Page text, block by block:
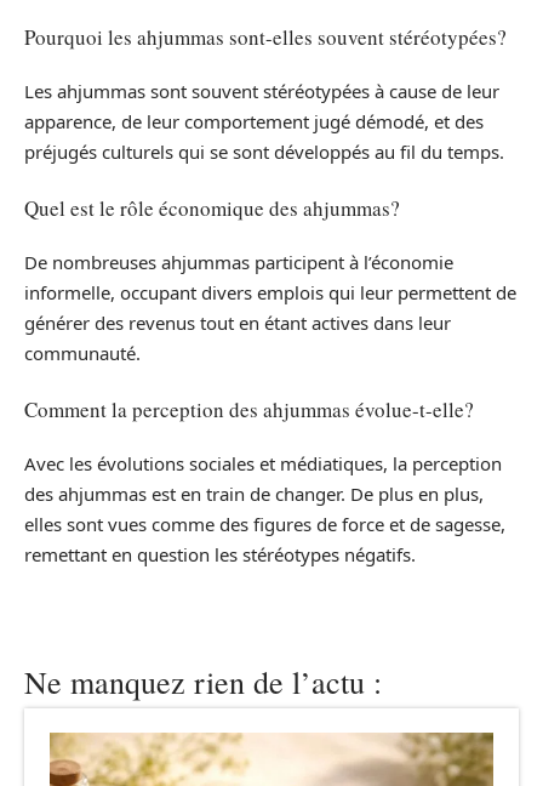
Pourquoi les ahjummas sont-elles souvent stéréotypées?
Les ahjummas sont souvent stéréotypées à cause de leur
apparence, de leur comportement jugé démodé, et des
préjugés culturels qui se sont développés au fil du temps.
Quel est le rôle économique des ahjummas?
De nombreuses ahjummas participent à l’économie
informelle, occupant divers emplois qui leur permettent de
générer des revenus tout en étant actives dans leur
communauté.
Comment la perception des ahjummas évolue-t-elle?
Avec les évolutions sociales et médiatiques, la perception
des ahjummas est en train de changer. De plus en plus,
elles sont vues comme des figures de force et de sagesse,
remettant en question les stéréotypes négatifs.
Ne manquez rien de l’actu :